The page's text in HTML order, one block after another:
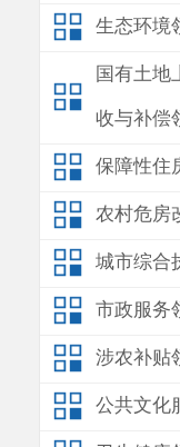
生态环境
国有土地
收与补偿
保障性住
农村危房
城市综合
市政服务
涉农补贴
公共文化